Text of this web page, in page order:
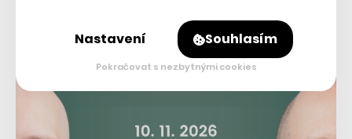
Nastavení Souhlasím
Pokračovat s nezbytnými cookies